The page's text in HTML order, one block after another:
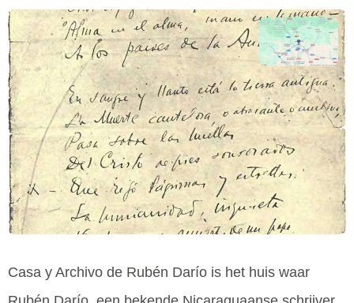
Casa y Archivo de Rubén Darío is het huis waar